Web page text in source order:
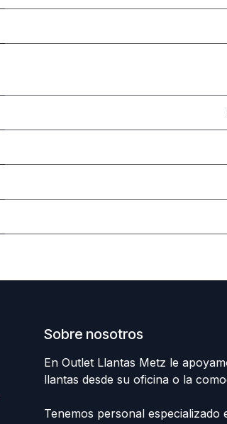
Sobre nosotros
En Outlet Llantas Metz le
llantas desde su oficina o la
Tenemos personal especializado